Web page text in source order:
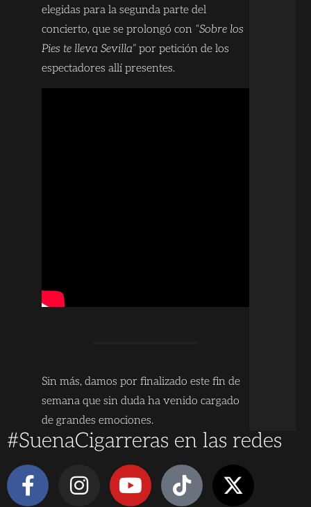
elegidas para la segunda parte del
concierto, que se prolongó con “Sobre los
Pies te lleva Sevilla”por petición de los
espectadores allí presentes.
Sin más, damos por finalizado este fin de
semana que sin duda ha venido cargado
de grandes emociones.
#SuenaCigarreras en las redes